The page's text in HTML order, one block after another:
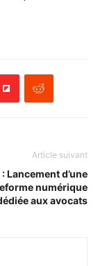
Article suivant
Lancement d’une
numérique
aux avocats